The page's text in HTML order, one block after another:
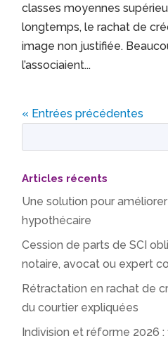
classes moyennes
longtemps, le rachat de
image non justifiée.
l’associaient...
« Entrées précédentes
Articles récents
Une solution pour
hypothécaire
Cession de parts de SCI
notaire, avocat ou expert
Rétractation en rachat de
du courtier expliquées
Indivision et réforme 2026